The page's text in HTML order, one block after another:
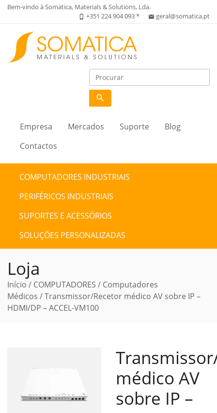
Bem-vindo à Somatica, Materials & Solutions, Lda.
phone_iphone +351 224 904 093 * email geral@somatica.pt
search
Empresa Mercados Suporte
Blog
Contactos
COMPUTADORES INDUSTRIAIS
PERIFÉRICOS INDUSTRIAIS
SUPORTES E ACESSÓRIOS
SOLUÇÕES PERSONALIZADAS
Loja
Início / COMPUTADORES / Computadores
Médicos / Transmissor/Recetor médico AV sobre IP –
HDMI/DP – ACCEL-VM100
médico AV
sobre IP –